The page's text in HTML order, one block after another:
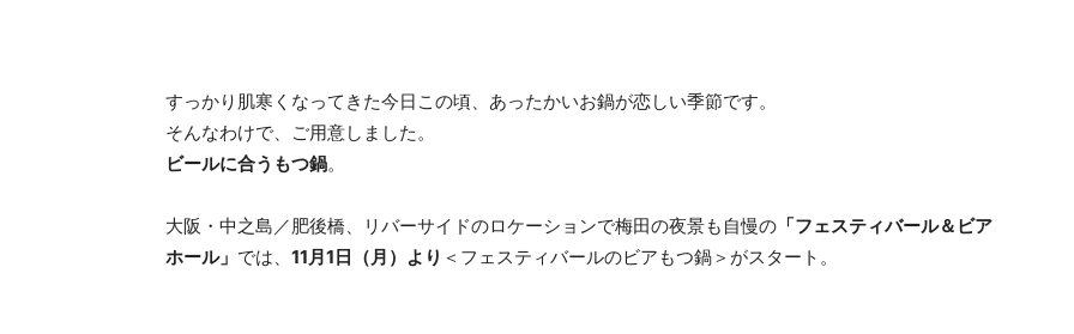
すっかり肌寒くなってきた今日この頃、あったかいお鍋が恋しい季節です。
そんなわけで、ご用意しました。
ビールに合うもつ鍋。
大阪・中之島／肥後橋、リバーサイドのロケーションで梅田の夜景も自慢の 「フェスティバール＆ビア
ホール」 では、 11月1日（月）より ＜フェスティバールのビアもつ鍋＞がスタート。